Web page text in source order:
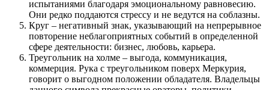
испытаниями благодаря эмоциональному равновесию.
Они редко поддаются стрессу и не ведутся на соблазны.
Круг – негативный знак, указывающий на непрерывное
повторение неблагоприятных событий в определенной
сфере деятельности: бизнес, любовь, карьера.
Треугольник на холме – выгода, коммуникация,
коммерция. Рука с треугольником поверх Меркурия,
говорит о выгодном положении обладателя. Владельцы